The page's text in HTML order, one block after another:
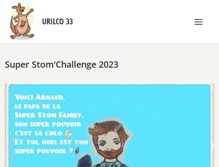
Aller
contenu
URILCO 33
Super Stom'Challenge 2023